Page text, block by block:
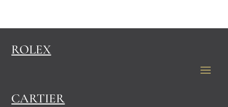
ROLEX
CARTIER